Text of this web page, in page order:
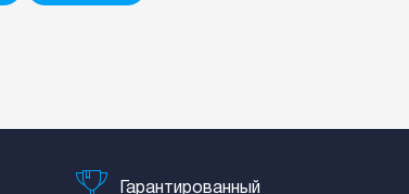
Гарантированный